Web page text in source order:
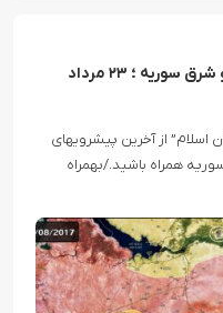
آخرین وضعیت خطوط تماس در مرکز و شرق سوریه ؛ ۲۳ مرداد
اسلام” از آخرین پیشرویهای
همراه باشید./بهمراه